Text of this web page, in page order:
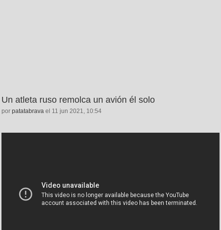
Un atleta ruso remolca un avión él solo
por patatabrava el 11 jun 2021, 10:54